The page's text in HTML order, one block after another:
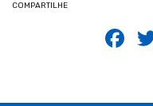
COMPARTILHE